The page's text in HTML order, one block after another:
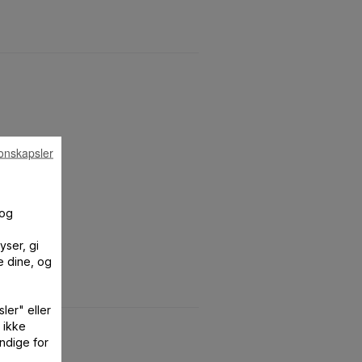
gi
dine, og
eller
ikke
for